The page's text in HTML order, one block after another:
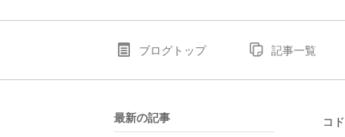
ブログトップ 記事一覧
コ
最新の記事